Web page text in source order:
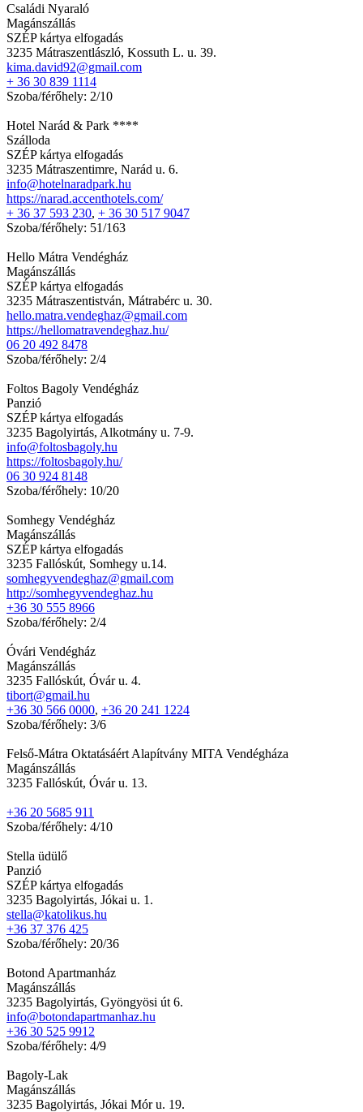
Családi Nyaraló
Magánszállás
SZÉP kártya elfogadás
3235 Mátraszentlászló, Kossuth L. u. 39.
kima.david92@gmail.com
+ 36 30 839 1114
Szoba/férőhely: 2/10
Hotel Narád & Park ****
Szálloda
SZÉP kártya elfogadás
3235 Mátraszentimre, Narád u. 6.
info@hotelnaradpark.hu
https://narad.accenthotels.com/
+ 36 37 593 230, + 36 30 517 9047
Szoba/férőhely: 51/163
Hello Mátra Vendégház
Magánszállás
SZÉP kártya elfogadás
3235 Mátraszentistván, Mátrabérc u. 30.
hello.matra.vendeghaz@gmail.com
https://hellomatravendeghaz.hu/
06 20 492 8478
Szoba/férőhely: 2/4
Foltos Bagoly Vendégház
Panzió
SZÉP kártya elfogadás
3235 Bagolyirtás, Alkotmány u. 7-9.
info@foltosbagoly.hu
https://foltosbagoly.hu/
06 30 924 8148
Szoba/férőhely: 10/20
Somhegy Vendégház
Magánszállás
SZÉP kártya elfogadás
3235 Fallóskút, Somhegy u.14.
somhegyvendeghaz@gmail.com
http://somhegyvendeghaz.hu
+36 30 555 8966
Szoba/férőhely: 2/4
Óvári Vendégház
Magánszállás
3235 Fallóskút, Óvár u. 4.
tibort@gmail.hu
+36 30 566 0000, +36 20 241 1224
Szoba/férőhely: 3/6
Felső-Mátra Oktatásáért Alapítvány MITA Vendégháza
Magánszállás
3235 Fallóskút, Óvár u. 13.
+36 20 5685 911
Szoba/férőhely: 4/10
Stella üdülő
Panzió
SZÉP kártya elfogadás
3235 Bagolyirtás, Jókai u. 1.
stella@katolikus.hu
+36 37 376 425
Szoba/férőhely: 20/36
Botond Apartmanház
Magánszállás
3235 Bagolyirtás, Gyöngyösi út 6.
info@botondapartmanhaz.hu
+36 30 525 9912
Szoba/férőhely: 4/9
Bagoly-Lak
Magánszállás
3235 Bagolyirtás, Jókai Mór u. 19.